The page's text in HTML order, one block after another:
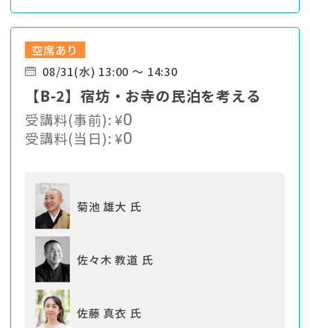
空席あり
08/31(水) 13:00 ～ 14:30
【B-2】宿坊・お寺の民泊を考える
受講料(事前):¥0
受講料(当日):¥0
菊池 雄大 氏
佐々木 教道 氏
佐藤 真衣 氏